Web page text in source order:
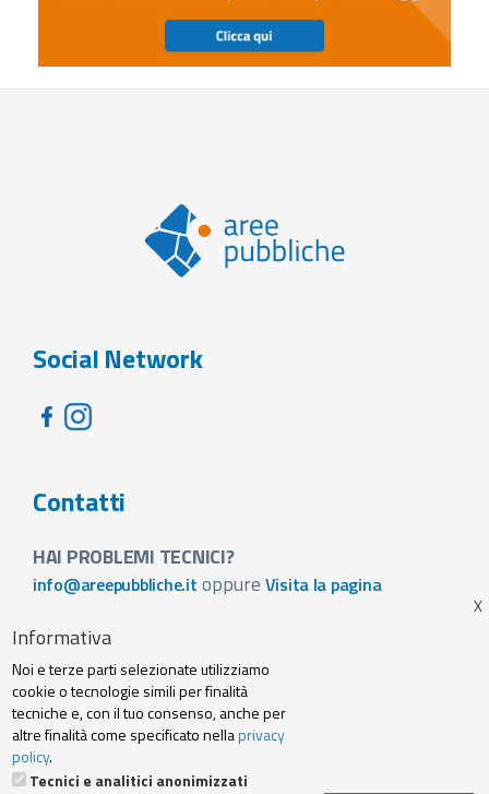
Social Network
Contatti
HAI PROBLEMI TECNICI?
info@areepubbliche.it oppure Visita la pagina
Visita la pagina
Footer
menu
Web agency Privacy policy e cookie
Termini Servizio
Informativa
Noi e terze parti selezionate utilizziamo
cookie o tecnologie simili per finalità
tecniche e, con il tuo consenso, anche per
altre finalità come specificato nellaprivacy
policy.
Tecnici e analitici anonimizzati